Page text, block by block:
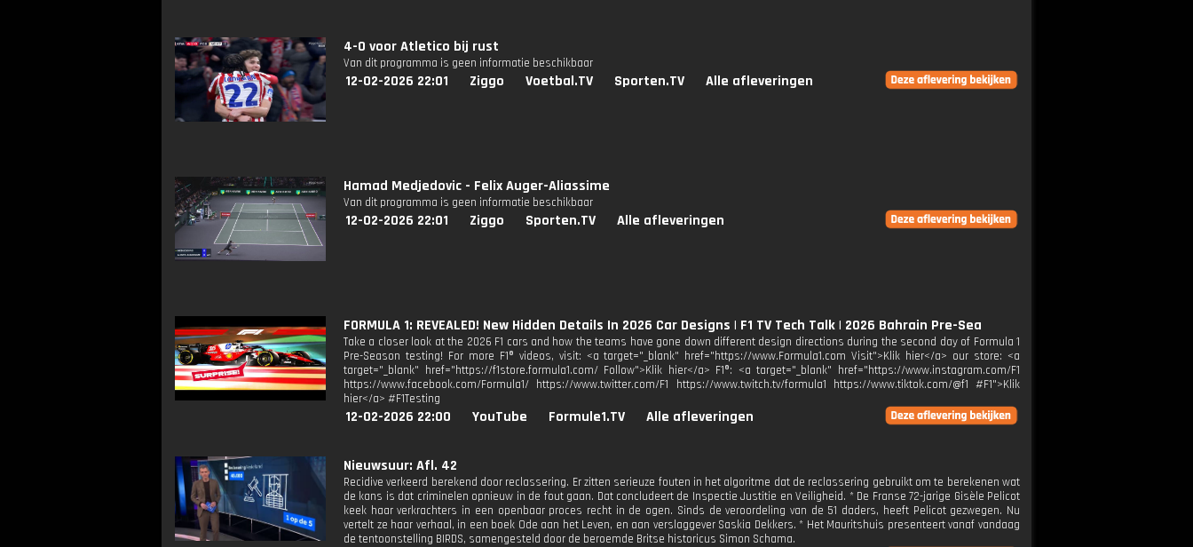
4-0 voor Atletico bij rust
Van dit programma is geen informatie beschikbaar
12-02-2026 22:01 Ziggo Voetbal.TV Sporten.TV Alle afleveringen
Hamad Medjedovic - Felix Auger-Aliassime
Van dit programma is geen informatie beschikbaar
12-02-2026 22:01 Ziggo Sporten.TV Alle afleveringen
FORMULA 1: REVEALED! New Hidden Details In 2026 Car Designs | F1 TV Tech Talk | 2026 Bahrain Pre-Sea
Take a closer look at the 2026 F1 cars and how the teams have gone down different design directions during the second day of Formula 1
Pre-Season testing! For more F1® videos, visit: <a target="_blank" href="https://www.Formula1.com Visit">Klik hier</a> our store: <a
target="_blank" href="https://f1store.formula1.com/ Follow">Klik hier</a> F1®: <a target="_blank" href="https://www.instagram.com/F1
https://www.facebook.com/Formula1/ https://www.twitter.com/F1 https://www.twitch.tv/formula1 https://www.tiktok.com/@f1 #F1">Klik
hier</a> #F1Testing
12-02-2026 22:00 YouTube Formule1.TV Alle afleveringen
Nieuwsuur: Afl. 42
Recidive verkeerd berekend door reclassering. Er zitten serieuze fouten in het algoritme dat de reclassering gebruikt om te berekenen wat
de kans is dat criminelen opnieuw in de fout gaan. Dat concludeert de Inspectie Justitie en Veiligheid. * De Franse 72-jarige Gisèle Pelicot
keek haar verkrachters in een openbaar proces recht in de ogen. Sinds de veroordeling van de 51 daders, heeft Pelicot gezwegen. Nu
vertelt ze haar verhaal, in een boek Ode aan het Leven, en aan verslaggever Saskia Dekkers. * Het Mauritshuis presenteert vanaf vandaag
de tentoonstelling BIRDS, samengesteld door de beroemde Britse historicus Simon Schama.